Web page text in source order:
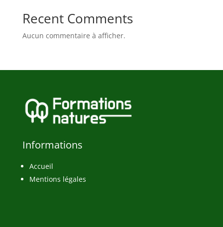
Recent Comments
Aucun commentaire à afficher.
Informations
Accueil
Mentions légales